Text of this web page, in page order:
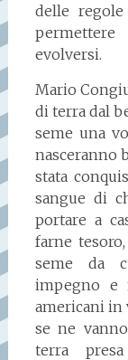
delle
evolversi.
Mario
di terra dal
seme una
nasceranno
stata
sangue di
portare a
farne
seme da
impegno e
americani in
se ne
terra